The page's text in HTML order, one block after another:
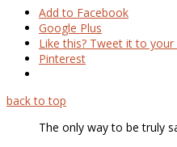
Add to Facebook
Google Plus
Like this? Tweet it to
Pinterest
back to top
The only way to be truly